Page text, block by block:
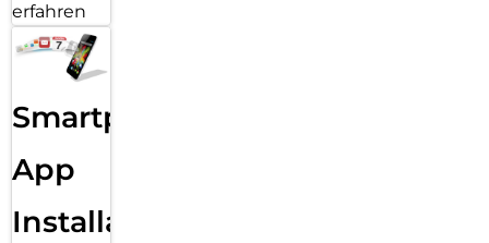
erfahren
Smartphone
App
Installation